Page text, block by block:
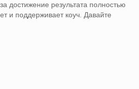
достижение результата полностью
и поддерживает коуч. Давайте